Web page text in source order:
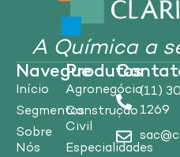
A Química a
Navegue
Início
Segmentos
Sobre
Nós
Produtos
Agronegócio
Construção
Civil
Especialidades
(11)
1269